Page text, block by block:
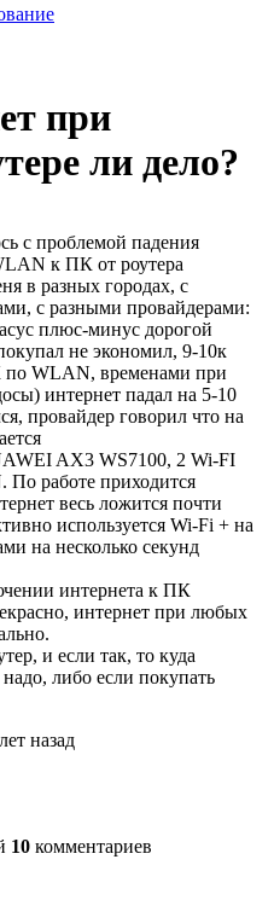
при
ли дело?
с проблемой падения
к ПК от роутера
в разных городах, с
с разными провайдерами:
плюс-минус дорогой
не экономил, 9-10к
WLAN, временами при
интернет падал на 5-10
провайдер говорил что на
AX3 WS7100, 2 Wi-FI
работе приходится
весь ложится почти
используется Wi-Fi + на
на несколько секунд
интернета к ПК
интернет при любых
и если так, то куда
либо если покупать
назад
10 комментариев